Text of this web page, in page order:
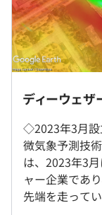
■基本リモート(
週1回程度、田
との対面会議が
てください。
※フレックス制
休憩時間：休憩
の自主性に任せ
平均残業時間：
完全週休2日制
交通費支給（上
ディーウェ
◇2023年3月設
微気象予測技
は、2023年3
ャー企業であ
先端を走って